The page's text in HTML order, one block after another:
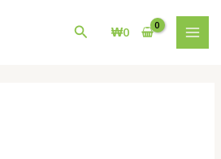
검
₩0